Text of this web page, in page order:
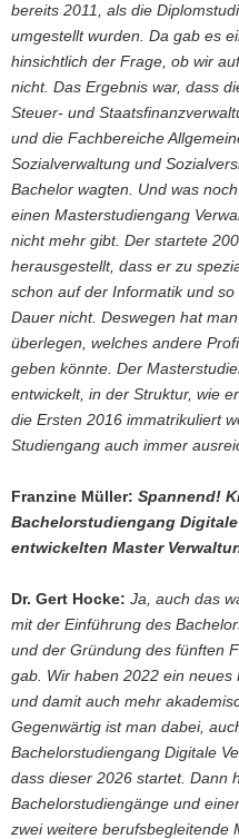
bereits 2011, als die
umgestellt wurden. Da gab es
hinsichtlich der Frage, ob wir
nicht. Das Ergebnis war, dass
Steuer- und
und die Fachbereiche
Sozialverwaltung und
Bachelor wagten. Und was
einen Masterstudiengang
nicht mehr gibt. Der startete
herausgestellt, dass er zu
schon auf der Informatik und
Dauer nicht. Deswegen hat
überlegen, welches andere
geben könnte. Der
entwickelt, in der Struktur, wie
die Ersten 2016 immatrikuliert
Studiengang auch immer
Franzine Müller: Spannend!
Bachelorstudiengang
entwickelten Master
Dr. Gert Hocke: Ja, auch das
mit der Einführung des
und der Gründung des fünften
gab. Wir haben 2022 ein
und damit auch mehr
Gegenwärtig ist man dabei,
Bachelorstudiengang Digitale
dass dieser 2026 startet. Dann
Bachelorstudiengänge und
zwei weitere berufsbegleitende